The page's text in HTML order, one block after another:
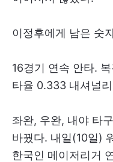
이정후에게 남은 숫
16경기 연속 안타.
타율 0.333 내셔널
좌완, 우완, 내야 타
바꿨다. 내일(10일)
한국인 메이저리거